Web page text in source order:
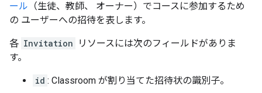
ール （生徒、教師、 オーナー）でコースに参加するため
の ユーザーへの招待を表します。
各 Invitation
リソースには次のフィールドがありま
す。
id : Classroom が割り当てた招待状の識別子。